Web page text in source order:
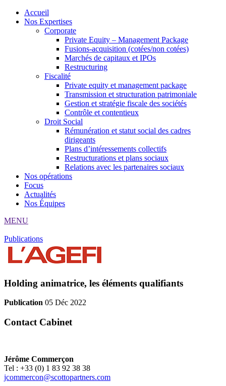
Accueil
Nos Expertises
Corporate
Private Equity – Management Package
Fusions-acquisition (cotées/non cotées)
Marchés de capitaux et IPOs
Restructuring
Fiscalité
Private equity et management package
Transmission et structuration patrimoniale
Gestion et stratégie fiscale des sociétés
Contrôle et contentieux
Droit Social
Rémunération et statut social des cadres
dirigeants
Plans d’intéressements collectifs
Restructurations et plans sociaux
Relations avec les partenaires sociaux
Nos opérations
Focus
Actualités
Nos Équipes
MENU
Publications
Holding animatrice, les éléments qualifiants
Publication 05 Déc 2022
Contact Cabinet
Jérôme Commerçon
Tel : +33 (0) 1 83 92 38 38
jcommercon@scottopartners.com